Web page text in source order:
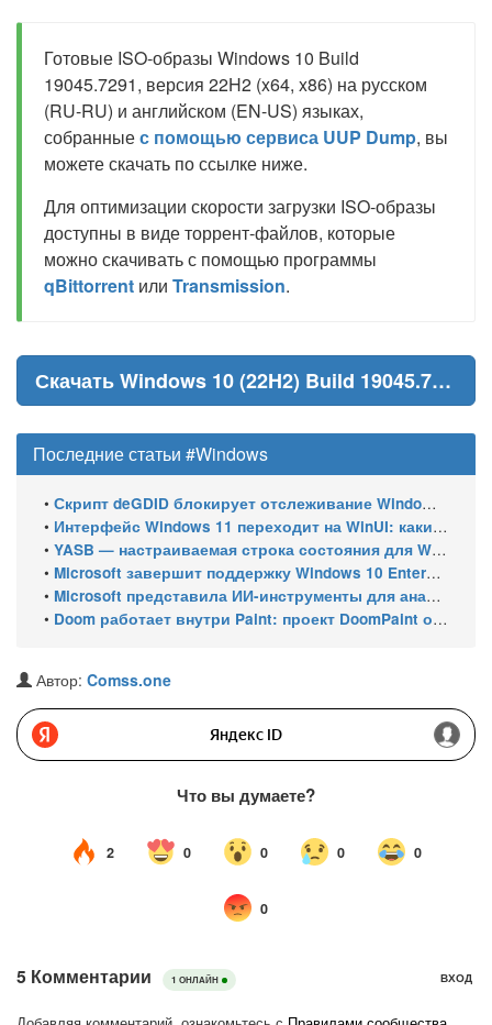
Готовые ISO-образы Windows 10 Build
19045.7291, версия 22H2 (x64, x86) на русском
(RU-RU) и английском (EN-US) языках,
собранныес помощью сервиса UUP Dump, вы
можете скачать по ссылке ниже.
Для оптимизации скорости загрузки ISO-образы
доступны в виде торрент-файлов, которые
можно скачивать с помощью программы
qBittorrent или Transmission.
Скачать Windows 10 (22H2) Build 19045.7291
Последние статьи #Windows
• Скрипт deGDID блокирует отслеживание Windows по глобальному идентификатору устройства
• Интерфейс Windows 11 переходит на WinUI: какие системные элементы обновит Microsoft
• YASB — настраиваемая строка состояния для Windows с виджетами и поддержкой нескольких мониторов
• Microsoft завершит поддержку Windows 10 Enterprise LTSC 2021 в январе 2027 года. ESU продлят обновления до января 2030 года
• Microsoft представила ИИ-инструменты для анализа производительности Windows: ETW MCP и WPA MCP
• Doom работает внутри Paint: проект DoomPaint от технического директора Microsoft Azure
Автор: Comss.one